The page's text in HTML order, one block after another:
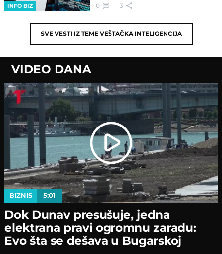
INFO BIZ 0 3
SVE VESTI IZ TEME VEŠTAČKA INTELIGENCIJA
VIDEO DANA
BIZNIS 5:01
Dok Dunav presušuje, jedna
elektrana pravi ogromnu zaradu:
Evo šta se dešava u Bugarskoj